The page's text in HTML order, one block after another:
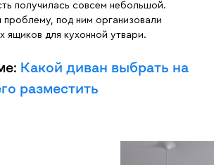
получилась совсем небольшой.
под ним организовали
ящиков для кухонной утвари.
Какой диван выбрать на
разместить